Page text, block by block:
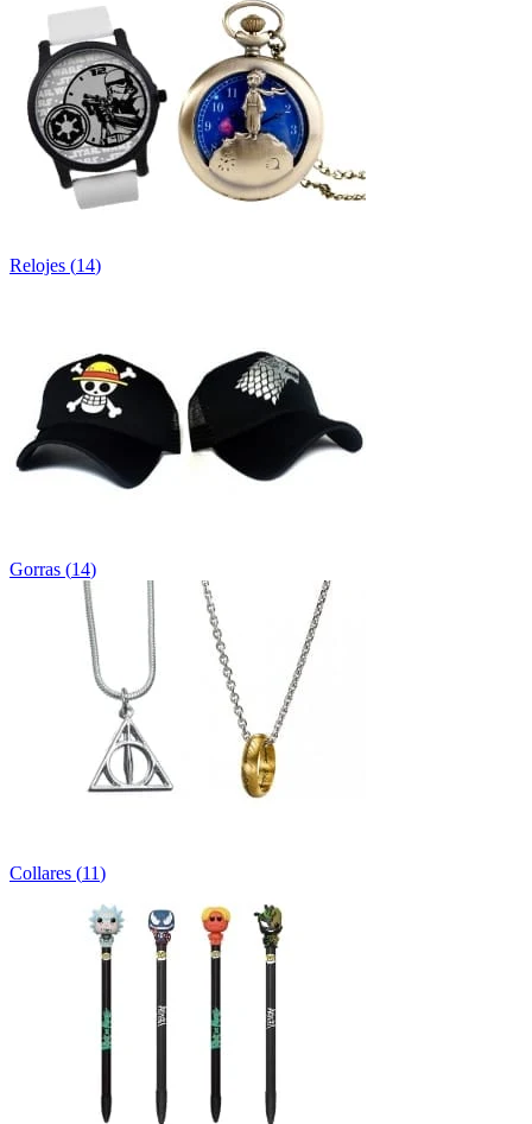
Relojes (14)
Gorras (14)
Collares (11)